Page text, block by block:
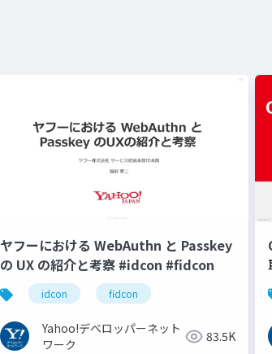
ヤフーにおける WebAuthn と Passkey
の UX の紹介と考察 #idcon #fidcon
idcon fidcon
Yahoo!デベロッパーネット
ワーク
83.5K